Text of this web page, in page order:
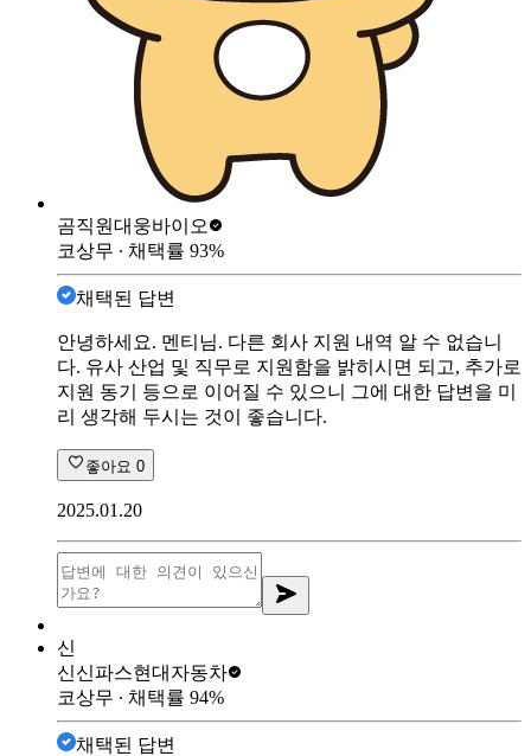
곰직원대웅바이오
코상무 ∙ 채택률 93%
채택된 답변
안녕하세요. 멘티님. 다른 회사 지원 내역 알 수 없습니
다. 유사 산업 및 직무로 지원함을 밝히시면 되고, 추가로
지원 동기 등으로 이어질 수 있으니 그에 대한 답변을 미
리 생각해 두시는 것이 좋습니다.
좋아요 0
2025.01.20
신
신신파스현대자동차
코상무 ∙ 채택률 94%
채택된 답변